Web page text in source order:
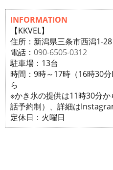
INFORMATION
【KKVEL】
住所：新潟県三条市西潟1-28
電話： 090-6505-0312
駐車場：13台
時間：9時～17時（16時30
ら
※かき氷の提供は11時30分
話予約制）、詳細は
定休日：火曜日